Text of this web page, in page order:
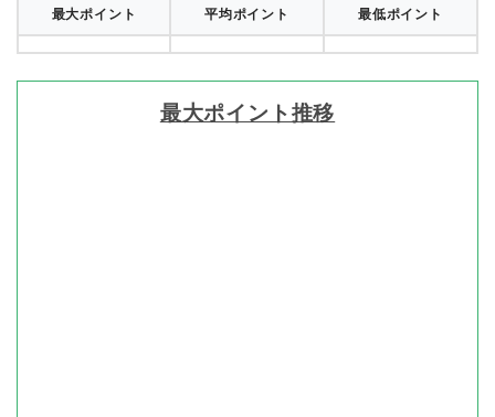
最大ポイント 平均ポイント 最低ポイント
最大ポイント推移